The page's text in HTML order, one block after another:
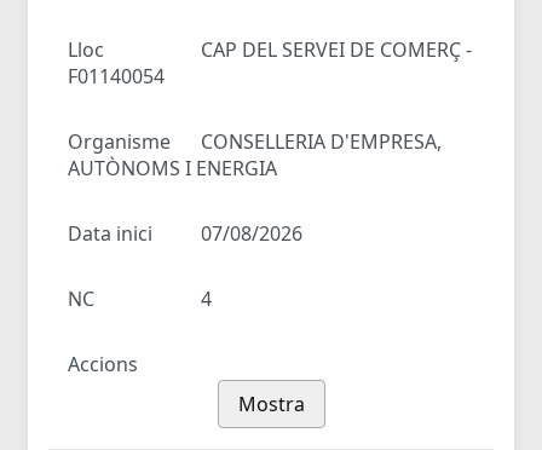
Lloc
CAP DEL SERVEI DE COMERÇ -
F01140054
Organisme
CONSELLERIA D'EMPRESA,
AUTÒNOMS I ENERGIA
Data inici 07/08/2026
NC 4
Accions
Mostra